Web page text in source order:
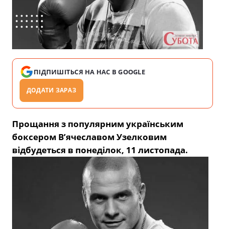
ПІДПИШІТЬСЯ НА НАС В GOOGLE
ДОДАТИ ЗАРАЗ
Прощання з популярним українським
боксером В’ячеславом Узелковим
відбудеться в понеділок, 11 листопада.